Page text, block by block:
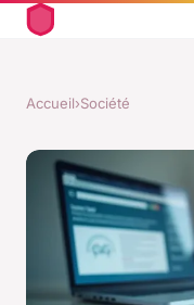
Accueil›Société